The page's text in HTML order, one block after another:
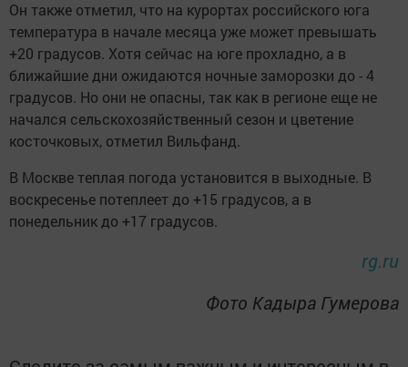
Он также отметил, что на курортах российского юга
температура в начале месяца уже может превышать
+20 градусов. Хотя сейчас на юге прохладно, а в
ближайшие дни ожидаются ночные заморозки до - 4
градусов. Но они не опасны, так как в регионе еще не
начался сельскохозяйственный сезон и цветение
косточковых, отметил Вильфанд.
В Москве теплая погода установится в выходные. В
воскресенье потеплеет до +15 градусов, а в
понедельник до +17 градусов.
rg.ru
Фото Кадыра Гумерова